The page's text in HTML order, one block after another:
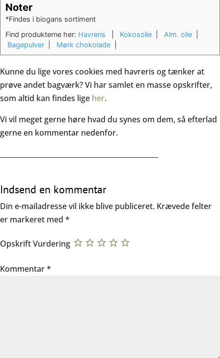
Noter
*Findes i biogans sortiment
Find produkterne her: Havreris Kokosolie Alm. olie
Bagepulver
Mørk chokolade
Kunne du lige vores cookies med havreris og tænker at
prøve andet bagværk? Vi har samlet en masse opskrifter,
som altid kan findes lige her.
Vi vil meget gerne høre hvad du synes om dem, så efterlad
gerne en kommentar nedenfor.
Indsend en kommentar
Din e-mailadresse vil ikke blive publiceret. Krævede felter
er markeret med *
Opskrift Vurdering
Kommentar*